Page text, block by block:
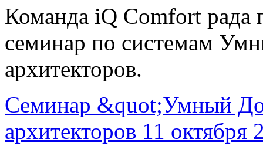
Команда iQ Comfort рада
семинар по системам
архитекторов.
Семинар &quot;Умный
архитекторов 11 октября